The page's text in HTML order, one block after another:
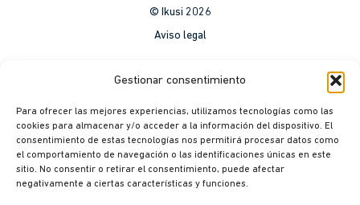
Gestionar consentimiento
Para ofrecer las mejores experiencias, utilizamos tecnologías como las
cookies para almacenar y/o acceder a la información del dispositivo. El
consentimiento de estas tecnologías nos permitirá procesar datos como
el comportamiento de navegación o las identificaciones únicas en este
sitio. No consentir o retirar el consentimiento, puede afectar
negativamente a ciertas características y funciones.
© Ikusi 2026
Aviso legal
Política de Privacidad
México
Colombia